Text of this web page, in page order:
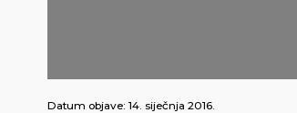
Datum objave: 14. siječnja 2016.